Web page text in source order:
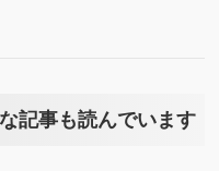
記事も読んでいます